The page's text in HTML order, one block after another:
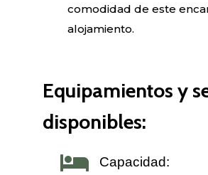
comodidad de este
alojamiento.
Equipamientos y
disponibles:
 Capacidad: